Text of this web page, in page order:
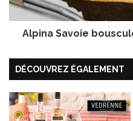
a
b
u
r
r
a
v
e
o
u
s
Alpina Savoie
DÉCOUVREZ ÉGALEMENT